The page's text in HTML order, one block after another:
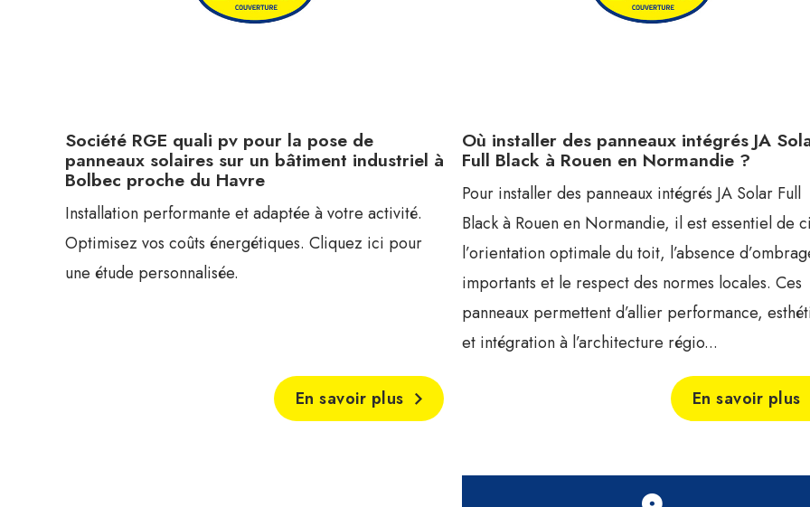
Société RGE quali pv pour la pose de
panneaux solaires sur un bâtiment industriel à
Bolbec proche du Havre
Installation performante et adaptée à votre activité.
Optimisez vos coûts énergétiques. Cliquez ici pour
une étude personnalisée.
En savoir plus
Où installer des panneaux intégrés JA
Full Black à Rouen en Normandie ?
Pour installer des panneaux intégrés JA Solar Full
Black à Rouen en Normandie, il est essentiel de
l’orientation optimale du toit, l’absence
importants et le respect des normes locales. Ces
panneaux permettent d’allier performance,
et intégration à l’architecture régio...
En savoir plus